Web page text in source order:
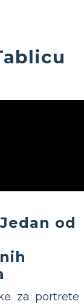
od
za portrete